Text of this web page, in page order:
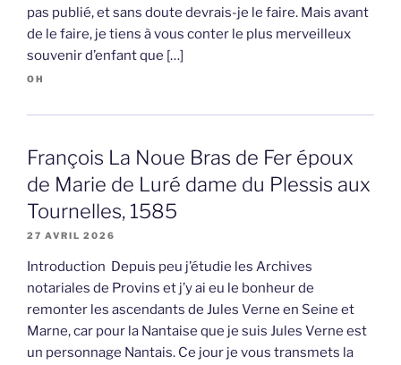
pas publié, et sans doute devrais-je le faire. Mais avant
de le faire, je tiens à vous conter le plus merveilleux
souvenir d’enfant que […]
OH
François La Noue Bras de Fer époux
de Marie de Luré dame du Plessis aux
Tournelles, 1585
27 AVRIL 2026
Introduction Depuis peu j’étudie les Archives
notariales de Provins et j’y ai eu le bonheur de
remonter les ascendants de Jules Verne en Seine et
Marne, car pour la Nantaise que je suis Jules Verne est
un personnage Nantais. Ce jour je vous transmets la